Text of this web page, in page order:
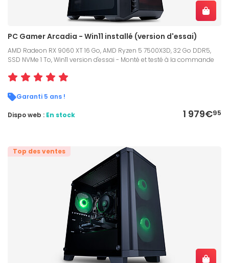
PC Gamer Arcadia - Win11 installé (version d'essai)
AMD Radeon RX 9060 XT 16 Go, AMD Ryzen 5 7500X3D, 32 Go DDR5,
SSD NVMe 1 To, Win11 version d'essai - Monté et testé à la commande
Garanti 5 ans !
1 979€95
Dispo web : En stock
Top des ventes